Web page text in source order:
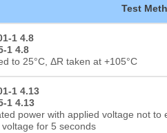
Test
1 4.8
1 4.8
to 25°C, ΔR taken at +105°C
1 4.13
1 4.13
power with applied voltage not
for 5 seconds